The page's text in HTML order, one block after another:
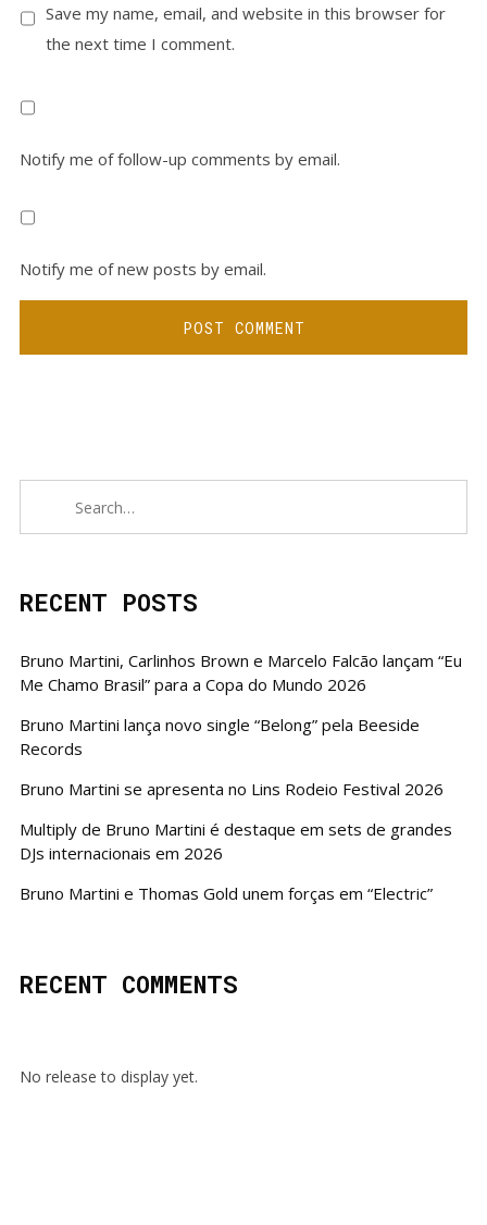
Save my name, email, and website in this browser for
the next time I comment.
Notify me of follow-up comments by email.
Notify me of new posts by email.
RECENT POSTS
Bruno Martini, Carlinhos Brown e Marcelo Falcão lançam “Eu
Me Chamo Brasil” para a Copa do Mundo 2026
Bruno Martini lança novo single “Belong” pela Beeside
Records
Bruno Martini se apresenta no Lins Rodeio Festival 2026
Multiply de Bruno Martini é destaque em sets de grandes
DJs internacionais em 2026
Bruno Martini e Thomas Gold unem forças em “Electric”
RECENT COMMENTS
No release to display yet.